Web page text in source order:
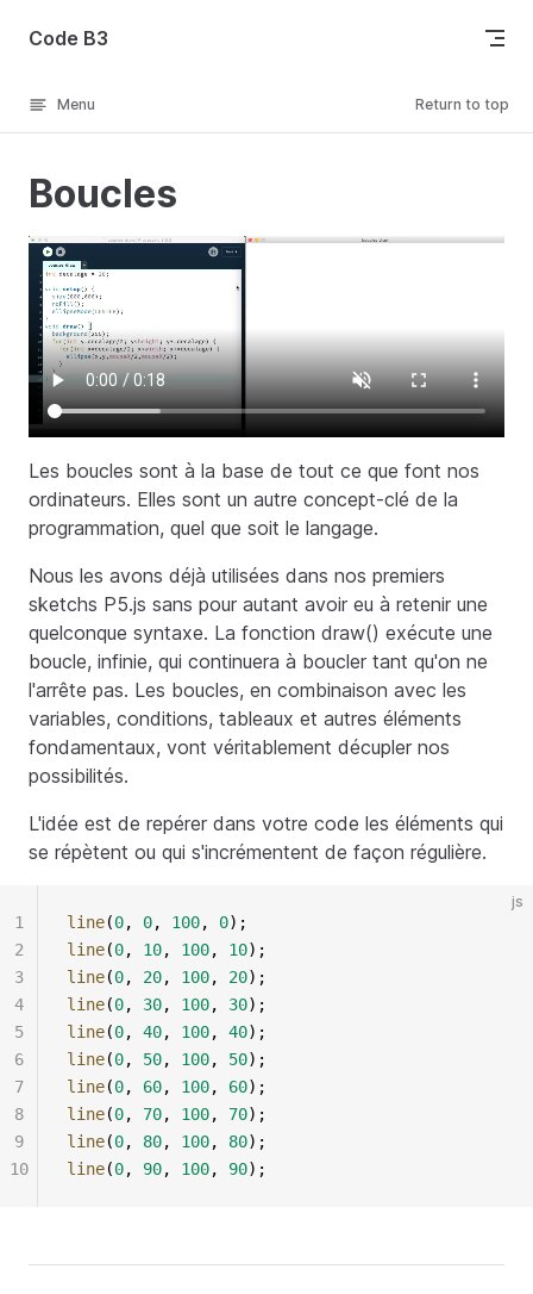
Skip to content
Code B3
Menu Return to top
Boucles
Les boucles sont à la base de tout ce que font nos
ordinateurs. Elles sont un autre concept-clé de la
programmation, quel que soit le langage.
Nous les avons déjà utilisées dans nos premiers
sketchs P5.js sans pour autant avoir eu à retenir une
quelconque syntaxe. La fonction draw() exécute une
boucle, infinie, qui continuera à boucler tant qu'on ne
l'arrête pas. Les boucles, en combinaison avec les
variables, conditions, tableaux et autres éléments
fondamentaux, vont véritablement décupler nos
possibilités.
L'idée est de repérer dans votre code les éléments qui
se répètent ou qui s'incrémentent de façon régulière.
js
line(0, 0, 100, 0);
line(0, 10, 100, 10);
line(0, 20, 100, 20);
line(0, 30, 100, 30);
line(0, 40, 100, 40);
line(0, 50, 100, 50);
line(0, 60, 100, 60);
line(0, 70, 100, 70);
line(0, 80, 100, 80);
line(0, 90, 100, 90);
1
2
3
4
5
6
7
8
9
10